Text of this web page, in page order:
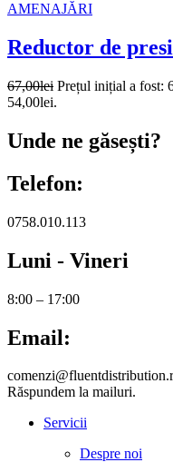
AMENAJĂRI
Reductor de
67,00lei Prețul inițial a fost:
54,00lei.
Unde ne găsești?
Telefon:
0758.010.113
Luni - Vineri
8:00 – 17:00
Email:
Răspundem la mailuri.
Servicii
Despre noi